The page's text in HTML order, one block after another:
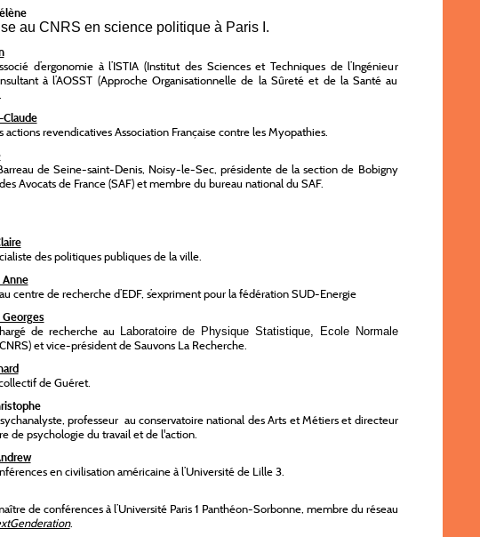
au CNRS en science politique à Paris I.
d’ergonomie à l’ISTIA (Institut des Sciences et Techniques de l’Ingénieur
à l’AOSST (Approche Organisationnelle de la Sûreté et de la Santé au
Claude
actions revendicatives Association Française contre les Myopathies.
de Seine-saint-Denis, Noisy-le-Sec, présidente de la section de Bobigny
Avocats de France (SAF) et membre du bureau national du SAF.
des politiques publiques de la ville.
Anne
centre de recherche d’EDF, s’expriment pour la fédération SUD-Energie
de recherche au
Laboratoire de Physique Statistique, Ecole Normale
et vice-président de Sauvons La Recherche.
de Guéret.
professeur au conservatoire national des Arts et Métiers et directeur
de psychologie du travail et de l'action.
en civilisation américaine à l’Université de Lille 3.
de conférences à l’Université Paris 1 Panthéon-Sorbonne, membre du réseau
.